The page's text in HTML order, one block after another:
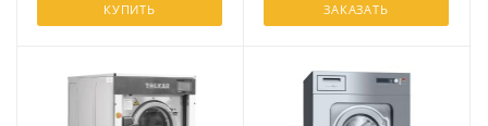
КУПИТЬ ЗАКАЗАТЬ